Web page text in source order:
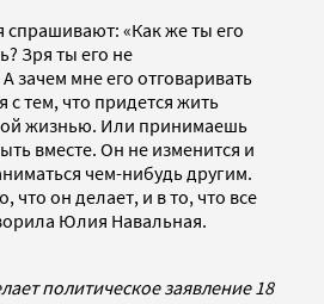
спрашивают: «Как же ты его
Зря ты его не
зачем мне его отговаривать
с тем, что придется жить
жизнью. Или принимаешь
вместе. Он не изменится и
чем-нибудь другим.
что он делает, и в то, что все
Юлия Навальная.
политическое заявление 18